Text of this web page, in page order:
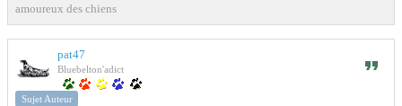
amoureux des chiens
pat47
Bluebelton'adict
Sujet Auteur